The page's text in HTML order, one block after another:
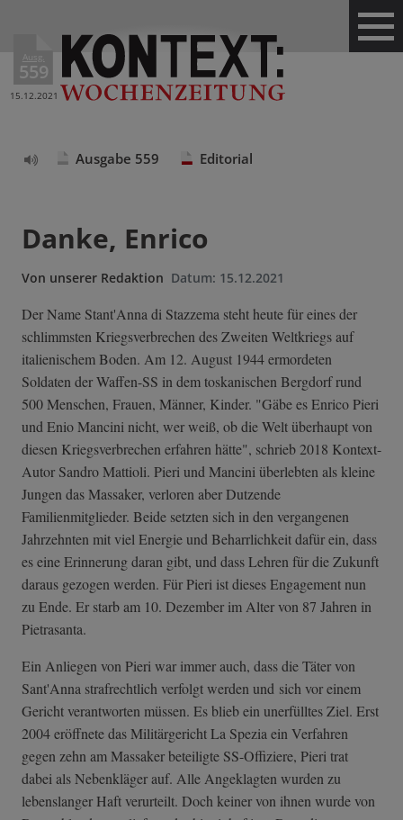
Ausg.
559
15.12.2021
Ausgabe 559 Editorial
Danke, Enrico
Von unserer Redaktion Datum: 15.12.2021
Der Name Stant'Anna di Stazzema steht heute für eines der
schlimmsten Kriegsverbrechen des Zweiten Weltkriegs auf
italienischem Boden. Am 12. August 1944 ermordeten
Soldaten der Waffen-SS in dem toskanischen Bergdorf rund
500 Menschen, Frauen, Männer, Kinder. "Gäbe es Enrico Pieri
und Enio Mancini nicht, wer weiß, ob die Welt überhaupt von
diesen Kriegsverbrechen erfahren hätte", schrieb 2018 Kontext-
Autor Sandro Mattioli. Pieri und Mancini überlebten als kleine
Jungen das Massaker, verloren aber Dutzende
Familienmitglieder. Beide setzten sich in den vergangenen
Jahrzehnten mit viel Energie und Beharrlichkeit dafür ein, dass
es eine Erinnerung daran gibt, und dass Lehren für die Zukunft
daraus gezogen werden. Für Pieri ist dieses Engagement nun
zu Ende. Er starb am 10. Dezember im Alter von 87 Jahren in
Pietrasanta.
Ein Anliegen von Pieri war immer auch, dass die Täter von
Sant'Anna strafrechtlich verfolgt werden und sich vor einem
Gericht verantworten müssen. Es blieb ein unerfülltes Ziel. Erst
2004 eröffnete das Militärgericht La Spezia ein Verfahren
gegen zehn am Massaker beteiligte SS-Offiziere, Pieri trat
dabei als Nebenkläger auf. Alle Angeklagten wurden zu
lebenslanger Haft verurteilt. Doch keiner von ihnen wurde von